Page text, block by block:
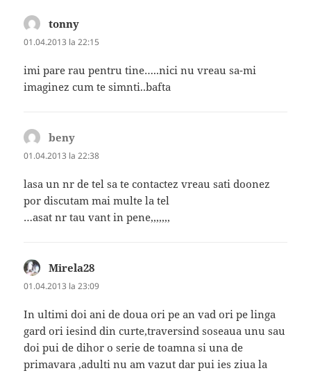
tonny
01.04.2013 la 22:15
imi pare rau pentru tine…..nici nu vreau sa-mi
imaginez cum te simnti..bafta
beny
01.04.2013 la 22:38
lasa un nr de tel sa te contactez vreau sati doonez
por discutam mai multe la tel
…asat nr tau vant in pene,,,,,,,
Mirela28
01.04.2013 la 23:09
In ultimi doi ani de doua ori pe an vad ori pe linga
gard ori iesind din curte,traversind soseaua unu sau
doi pui de dihor o serie de toamna si una de
primavara ,adulti nu am vazut dar pui ies ziua la